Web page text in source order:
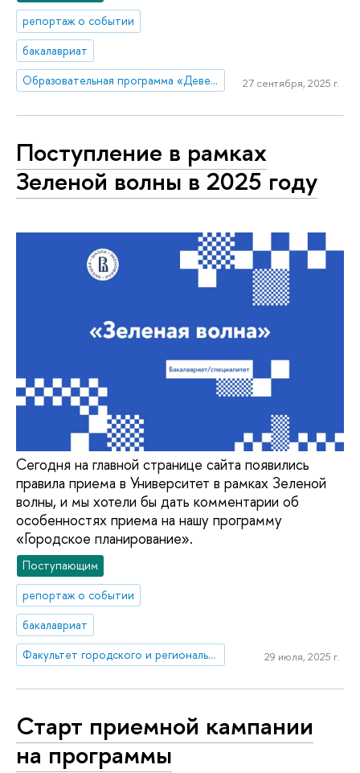
репортаж о событии
бакалавриат
Образовательная программа «Девелопмент и городское планирование»
27 сентября, 2025 г.
Поступление в рамках
Зеленой волны в 2025 году
Сегодня на главной странице сайта появились
правила приема в Университет в рамках Зеленой
волны, и мы хотели бы дать комментарии об
особенностях приема на нашу программу
«Городское планирование».
Поступающим
репортаж о событии
бакалавриат
Факультет городского и регионального развития
29 июля, 2025 г.
Старт приемной кампании
на программы